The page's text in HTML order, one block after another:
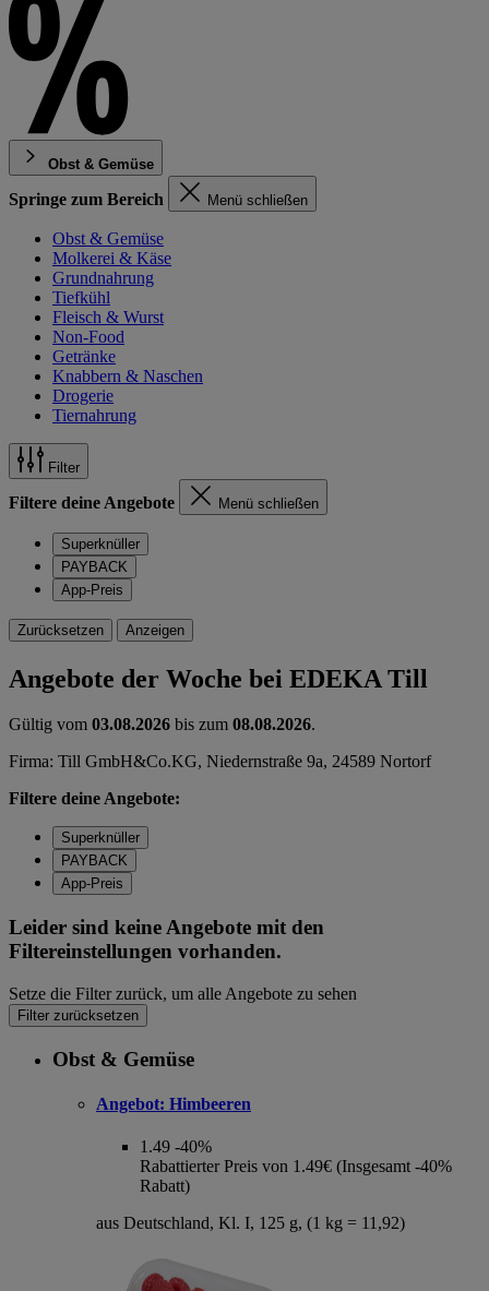
Obst & Gemüse
Springe zum Bereich Menü schließen
Obst & Gemüse
Molkerei & Käse
Grundnahrung
Tiefkühl
Fleisch & Wurst
Non-Food
Getränke
Knabbern & Naschen
Drogerie
Tiernahrung
Filter
Filtere deine Angebote Menü schließen
Superknüller
PAYBACK
App-Preis
Zurücksetzen Anzeigen
Angebote der Woche bei EDEKA Till
Gültig vom 03.08.2026 bis zum 08.08.2026.
Firma: Till GmbH&Co.KG, Niedernstraße 9a, 24589 Nortorf
Filtere deine Angebote:
Superknüller
PAYBACK
App-Preis
Leider sind keine Angebote mit den
Filtereinstellungen vorhanden.
Setze die Filter zurück, um alle Angebote zu sehen
Filter zurücksetzen
Obst & Gemüse
Angebot: Himbeeren
1.49 -40%
Rabattierter Preis von 1.49€ (Insgesamt -40%
Rabatt)
aus Deutschland, Kl. I, 125 g, (1 kg = 11,92)